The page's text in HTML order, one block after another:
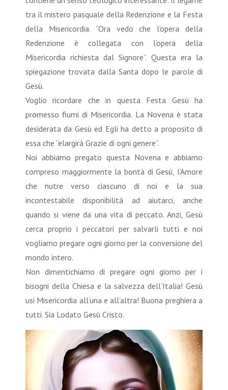
tra il mistero pasquale della Redenzione e la Festa
della Misericordia. “Ora vedo che l’opera della
Redenzione è collegata con l’opera della
Misericordia richiesta dal Signore”. Questa era la
spiegazione trovata dalla Santa dopo le parole di
Gesù.
Voglio ricordare che in questa Festa Gesù ha
promesso fiumi di Misericordia. La Novena è stata
desiderata da Gesù ed Egli ha detto a proposito di
essa che “elargirà Grazie di ogni genere”.
Noi abbiamo pregato questa Novena e abbiamo
compreso maggiormente la bontà di Gesù, l’Amore
che nutre verso ciascuno di noi e la sua
incontestabile disponibilità ad aiutarci, anche
quando si viene da una vita di peccato. Anzi, Gesù
cerca proprio i peccatori per salvarli tutti e noi
vogliamo pregare ogni giorno per la conversione del
mondo intero.
Non dimentichiamo di pregare ogni giorno per i
bisogni della Chiesa e la salvezza dell’Italia! Gesù
usi Misericordia all’una e all’altra! Buona preghiera a
tutti. Sia Lodato Gesù Cristo.